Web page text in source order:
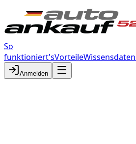
So
funktioniert'sVorteile
Anmelden